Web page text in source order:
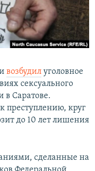
возбудил уголовное
сексуального
в Саратове.
преступлению, круг
до 10 лет лишения
сделанные на